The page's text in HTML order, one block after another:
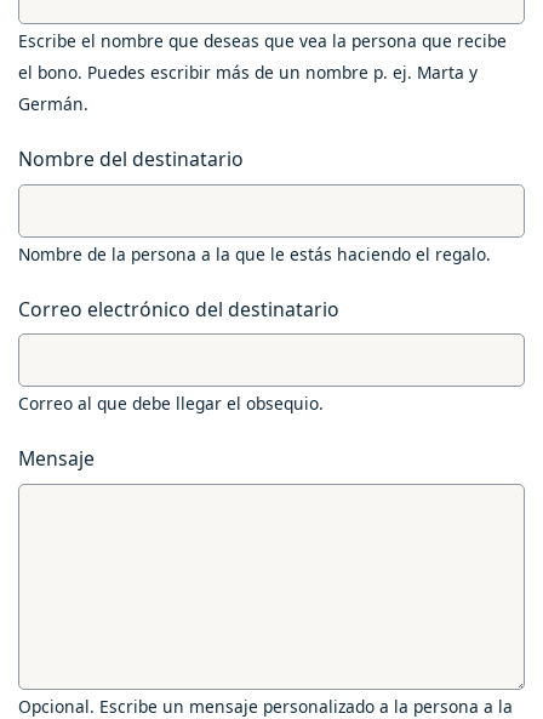
Escribe el nombre que deseas que vea la persona que recibe
el bono. Puedes escribir más de un nombre p. ej. Marta y
Germán.
Nombre del destinatario
Nombre de la persona a la que le estás haciendo el regalo.
Correo electrónico del destinatario
Correo al que debe llegar el obsequio.
Mensaje
Opcional. Escribe un mensaje personalizado a la persona a la